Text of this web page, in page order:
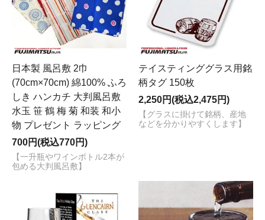
日本製 風呂敷 2巾
(70cm×70cm) 綿100% ふろ
しき ハンカチ 大判風呂敷
水玉 笹 鶴 梅 菊 和装 和小
物 プレゼント ラッピング
700円(税込770円)
【一升瓶やワインボトル2本が
包める大判風呂敷】
テイスティンググラス用銘
柄タグ 150枚
2,250円(税込2,475円)
【グラスに掛けて銘柄、産地
などを分かりやすくします】